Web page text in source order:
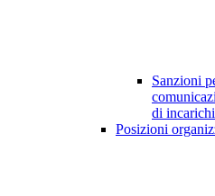
Sanzioni
di
Posizioni